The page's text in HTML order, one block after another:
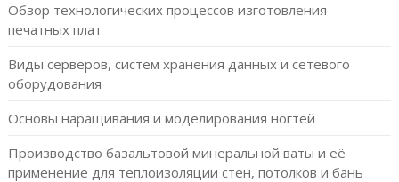
Обзор технологических процессов изготовления
печатных плат
Виды серверов, систем хранения данных и сетевого
оборудования
Основы наращивания и моделирования ногтей
Производство базальтовой минеральной ваты и её
применение для теплоизоляции стен, потолков и бань